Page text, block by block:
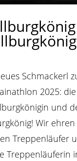
Schmackerl
2025: die
und
Wir
Treppenläufer
Treppenläuferin